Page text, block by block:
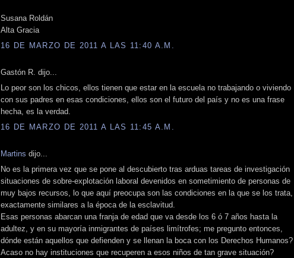
Susana Roldán
Alta Gracia
16 DE MARZO DE 2011 A LAS 11:40 A.M.
Gastón R. dijo...
Lo peor son los chicos, ellos tienen que estar en la escuela no trabajando o viviendo
con sus padres en esas condiciones, ellos son el futuro del país y no es una frase
hecha, es la verdad.
16 DE MARZO DE 2011 A LAS 11:45 A.M.
Martins dijo...
No es la primera vez que se pone al descubierto tras arduas tareas de investigación
situaciones de sobre-explotación laboral devenidos en sometimiento de personas de
muy bajos recursos, lo que aquí preocupa son las condiciones en la que se los trata,
exactamente similares a la época de la esclavitud.
Esas personas abarcan una franja de edad que va desde los 6 ó 7 años hasta la
adultez, y en su mayoría inmigrantes de países limítrofes; me pregunto entonces,
dónde están aquellos que defienden y se llenan la boca con los Derechos Humanos?
Acaso no hay instituciones que recuperen a esos niños de tan grave situación?